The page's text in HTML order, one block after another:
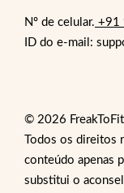
Nº de celular. +91
ID do e-mail:
© 2026
Todos os direitos
conteúdo apenas
substitui o